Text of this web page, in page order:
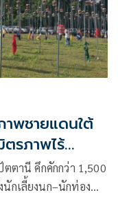
าพชายแดนใต้
รภาพไร้
ตานี คึกคักกว่า 1,500
กเลี้ยงนก–นักท่อง